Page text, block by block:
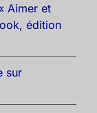
Aimer et
édition
sur